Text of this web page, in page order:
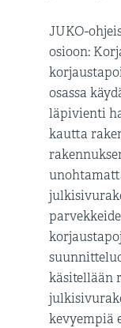
JUKO-
osioon:
osassa
läpivienti
kautta
käsitellään
kevyempiä